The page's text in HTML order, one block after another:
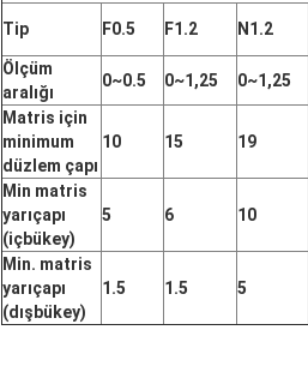
Tip F0.5 F1.2 N1.2
Ölçüm
aralığı
0~0.5 0~1,25 0~1,25
Matris için
minimum
düzlem çapı
10 15 19
Min matris
yarıçapı
(içbükey)
5 6 10
Min. matris
yarıçapı
(dışbükey)
1.5 1.5 5